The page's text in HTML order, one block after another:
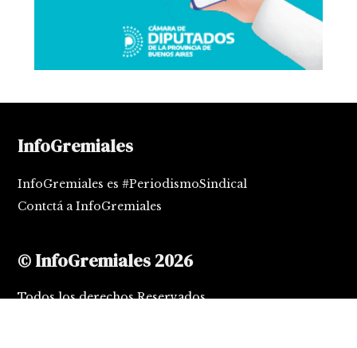
InfoGremiales
InfoGremiales es #PeriodismoSindical
Contctá a InfoGremiales
© InfoGremiales 2026
Todos los derechos Reservados